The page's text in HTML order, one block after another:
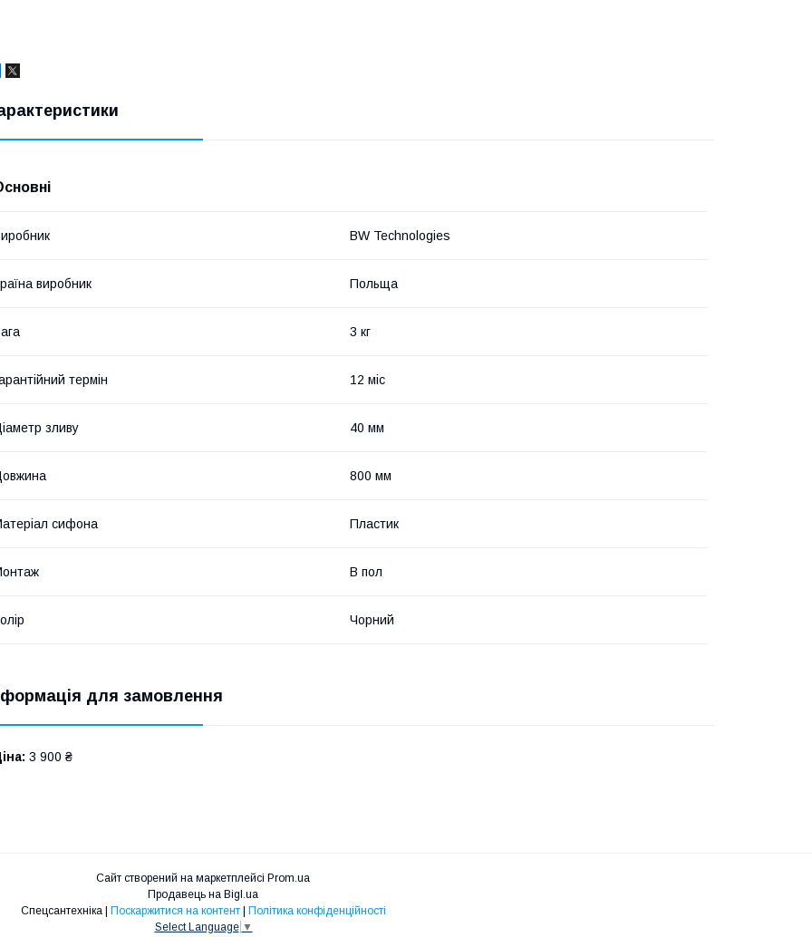
BW Technologies
виробник Польща
3 кг
термін 12 міс
зливу 40 мм
800 мм
сифона Пластик
В пол
Чорний
для замовлення
3 900 ₴
Сайт створений на маркетплейсі Prom.ua
Продавець на Bigl.ua
Спецсантехніка | Поскаржитися на контент | Політика конфіденційності
Select Language ▼